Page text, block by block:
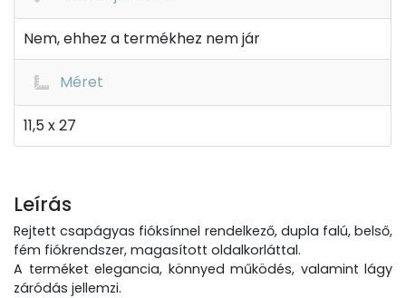
Nem, ehhez a termékhez nem jár
Méret
11,5 x 27
Leírás
Rejtett csapágyas fióksínnel rendelkező, dupla falú, belső,
fém fiókrendszer, magasított oldalkorláttal.
A terméket elegancia, könnyed működés, valamint lágy
záródás jellemzi.